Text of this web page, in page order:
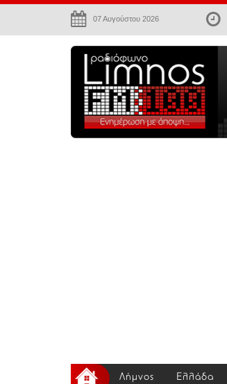
07 Αυγούστου 2026
Λήμνος Ελλάδα